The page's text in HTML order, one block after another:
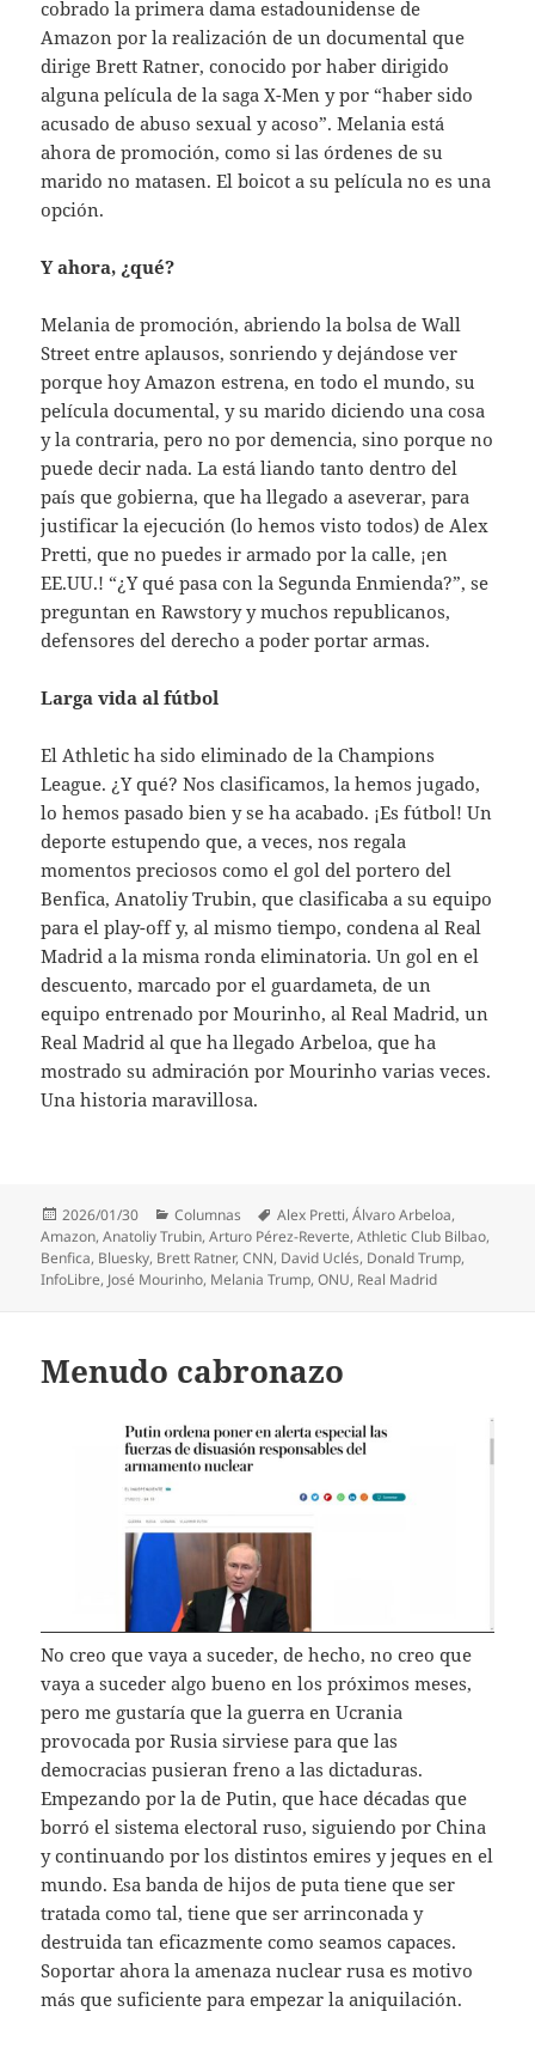
cobrado la primera dama estadounidense de
Amazon por la realización de un documental que
dirige Brett Ratner, conocido por haber dirigido
alguna película de la saga X-Men y por “haber sido
acusado de abuso sexual y acoso”. Melania está
ahora de promoción, como si las órdenes de su
marido no matasen. El boicot a su película no es una
opción.
Y ahora, ¿qué?
Melania de promoción, abriendo la bolsa de Wall
Street entre aplausos, sonriendo y dejándose ver
porque hoy Amazon estrena, en todo el mundo, su
película documental, y su marido diciendo una cosa
y la contraria, pero no por demencia, sino porque no
puede decir nada. La está liando tanto dentro del
país que gobierna, que ha llegado a aseverar, para
justificar la ejecución (lo hemos visto todos) de Alex
Pretti, que no puedes ir armado por la calle, ¡en
EE.UU.! “¿Y qué pasa con la Segunda Enmienda?”, se
preguntan en Rawstory y muchos republicanos,
defensores del derecho a poder portar armas.
Larga vida al fútbol
El Athletic ha sido eliminado de la Champions
League. ¿Y qué? Nos clasificamos, la hemos jugado,
lo hemos pasado bien y se ha acabado. ¡Es fútbol! Un
deporte estupendo que, a veces, nos regala
momentos preciosos como el gol del portero del
Benfica, Anatoliy Trubin, que clasificaba a su equipo
para el play-off y, al mismo tiempo, condena al Real
Madrid a la misma ronda eliminatoria. Un gol en el
descuento, marcado por el guardameta, de un
equipo entrenado por Mourinho, al Real Madrid, un
Real Madrid al que ha llegado Arbeloa, que ha
mostrado su admiración por Mourinho varias veces.
Una historia maravillosa.
Publicado
el
2026/01/30 Categorías
Columnas Etiquetas
Alex Pretti,Álvaro Arbeloa,
Amazon,Anatoliy Trubin,Arturo Pérez-Reverte,Athletic Club Bilbao,
Benfica, Bluesky, Brett Ratner,CNN, David Uclés, Donald Trump,
InfoLibre, José Mourinho, Melania Trump,ONU, Real Madrid
Menudo cabronazo
No creo que vaya a suceder, de hecho, no creo que
vaya a suceder algo bueno en los próximos meses,
pero me gustaría que la guerra en Ucrania
provocada por Rusia sirviese para que las
democracias pusieran freno a las dictaduras.
Empezando por la de Putin, que hace décadas que
borró el sistema electoral ruso, siguiendo por China
y continuando por los distintos emires y jeques en el
mundo. Esa banda de hijos de puta tiene que ser
tratada como tal, tiene que ser arrinconada y
destruida tan eficazmente como seamos capaces.
Soportar ahora la amenaza nuclear rusa es motivo
más que suficiente para empezar la aniquilación.